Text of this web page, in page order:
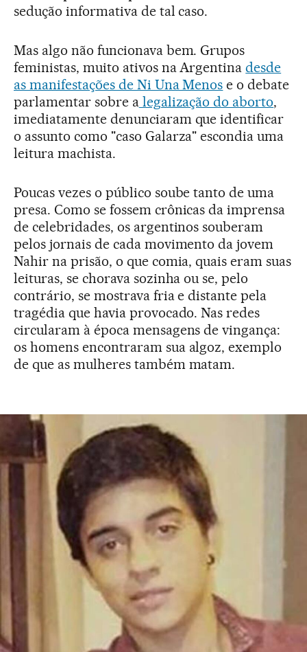
sedução informativa de tal caso.
Mas algo não funcionava bem. Grupos
feministas, muito ativos na Argentinadesde
as manifestações de Ni Una Menos e o debate
parlamentar sobre alegalização do aborto,
imediatamente denunciaram que identificar
o assunto como "caso Galarza" escondia uma
leitura machista.
Poucas vezes o público soube tanto de uma
presa. Como se fossem crônicas da imprensa
de celebridades, os argentinos souberam
pelos jornais de cada movimento da jovem
Nahir na prisão, o que comia, quais eram suas
leituras, se chorava sozinha ou se, pelo
contrário, se mostrava fria e distante pela
tragédia que havia provocado. Nas redes
circularam à época mensagens de vingança:
os homens encontraram sua algoz, exemplo
de que as mulheres também matam.